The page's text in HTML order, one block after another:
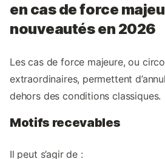
en cas de force
nouveautés en 2026
Les cas de force majeure, ou
extraordinaires, permettent
dehors des conditions classiques.
Motifs recevables
Il peut s’agir de :